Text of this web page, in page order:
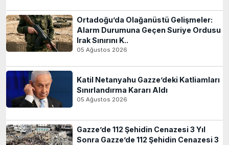
Ortadoğu’da Olağanüstü Gelişmeler:
Alarm Durumuna Geçen Suriye Ordusu
Irak Sınırını K..
05 Ağustos 2026
Katil Netanyahu Gazze’deki Katliamları
Sınırlandırma Kararı Aldı
05 Ağustos 2026
Gazze’de 112 Şehidin Cenazesi 3 Yıl
Sonra Gazze’de 112 Şehidin Cenazesi 3